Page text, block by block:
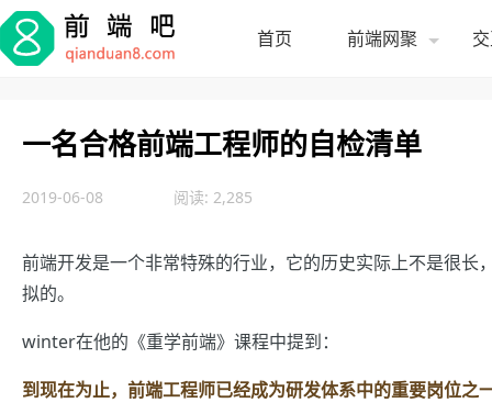
首页 前端网聚
一名合格前端工程师的自检清单
2019-06-08 阅读: 2,285
前端开发是一个非常特殊的行业，它的历史实际上不是很
拟的。
winter在他的《重学前端》课程中提到：
到现在为止，前端工程师已经成为研发体系中的重要岗位